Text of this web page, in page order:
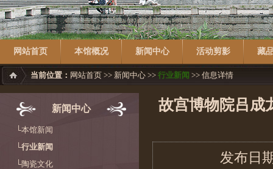
网站首页 本馆概况 新闻中心 活动剪影 藏
当前位置： 网站首页 >> 新闻中心 >> 行业新闻 >> 信息详情
新闻中心
└本馆新闻
└行业新闻
└陶瓷文化
故宫博物院吕成
发布日